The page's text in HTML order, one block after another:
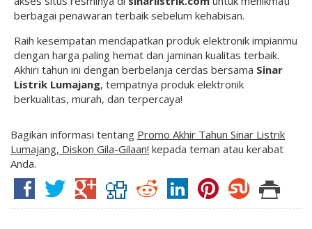
berbagai penawaran terbaik sebelum kehabisan.
Raih kesempatan mendapatkan produk elektronik impianmu
dengan harga paling hemat dan jaminan kualitas terbaik.
Akhiri tahun ini dengan berbelanja cerdas bersama Sinar
Listrik Lumajang, tempatnya produk elektronik
berkualitas, murah, dan terpercaya!
Bagikan informasi tentang Promo Akhir Tahun Sinar Listrik
Lumajang, Diskon Gila-Gilaan! kepada teman atau kerabat
Anda.